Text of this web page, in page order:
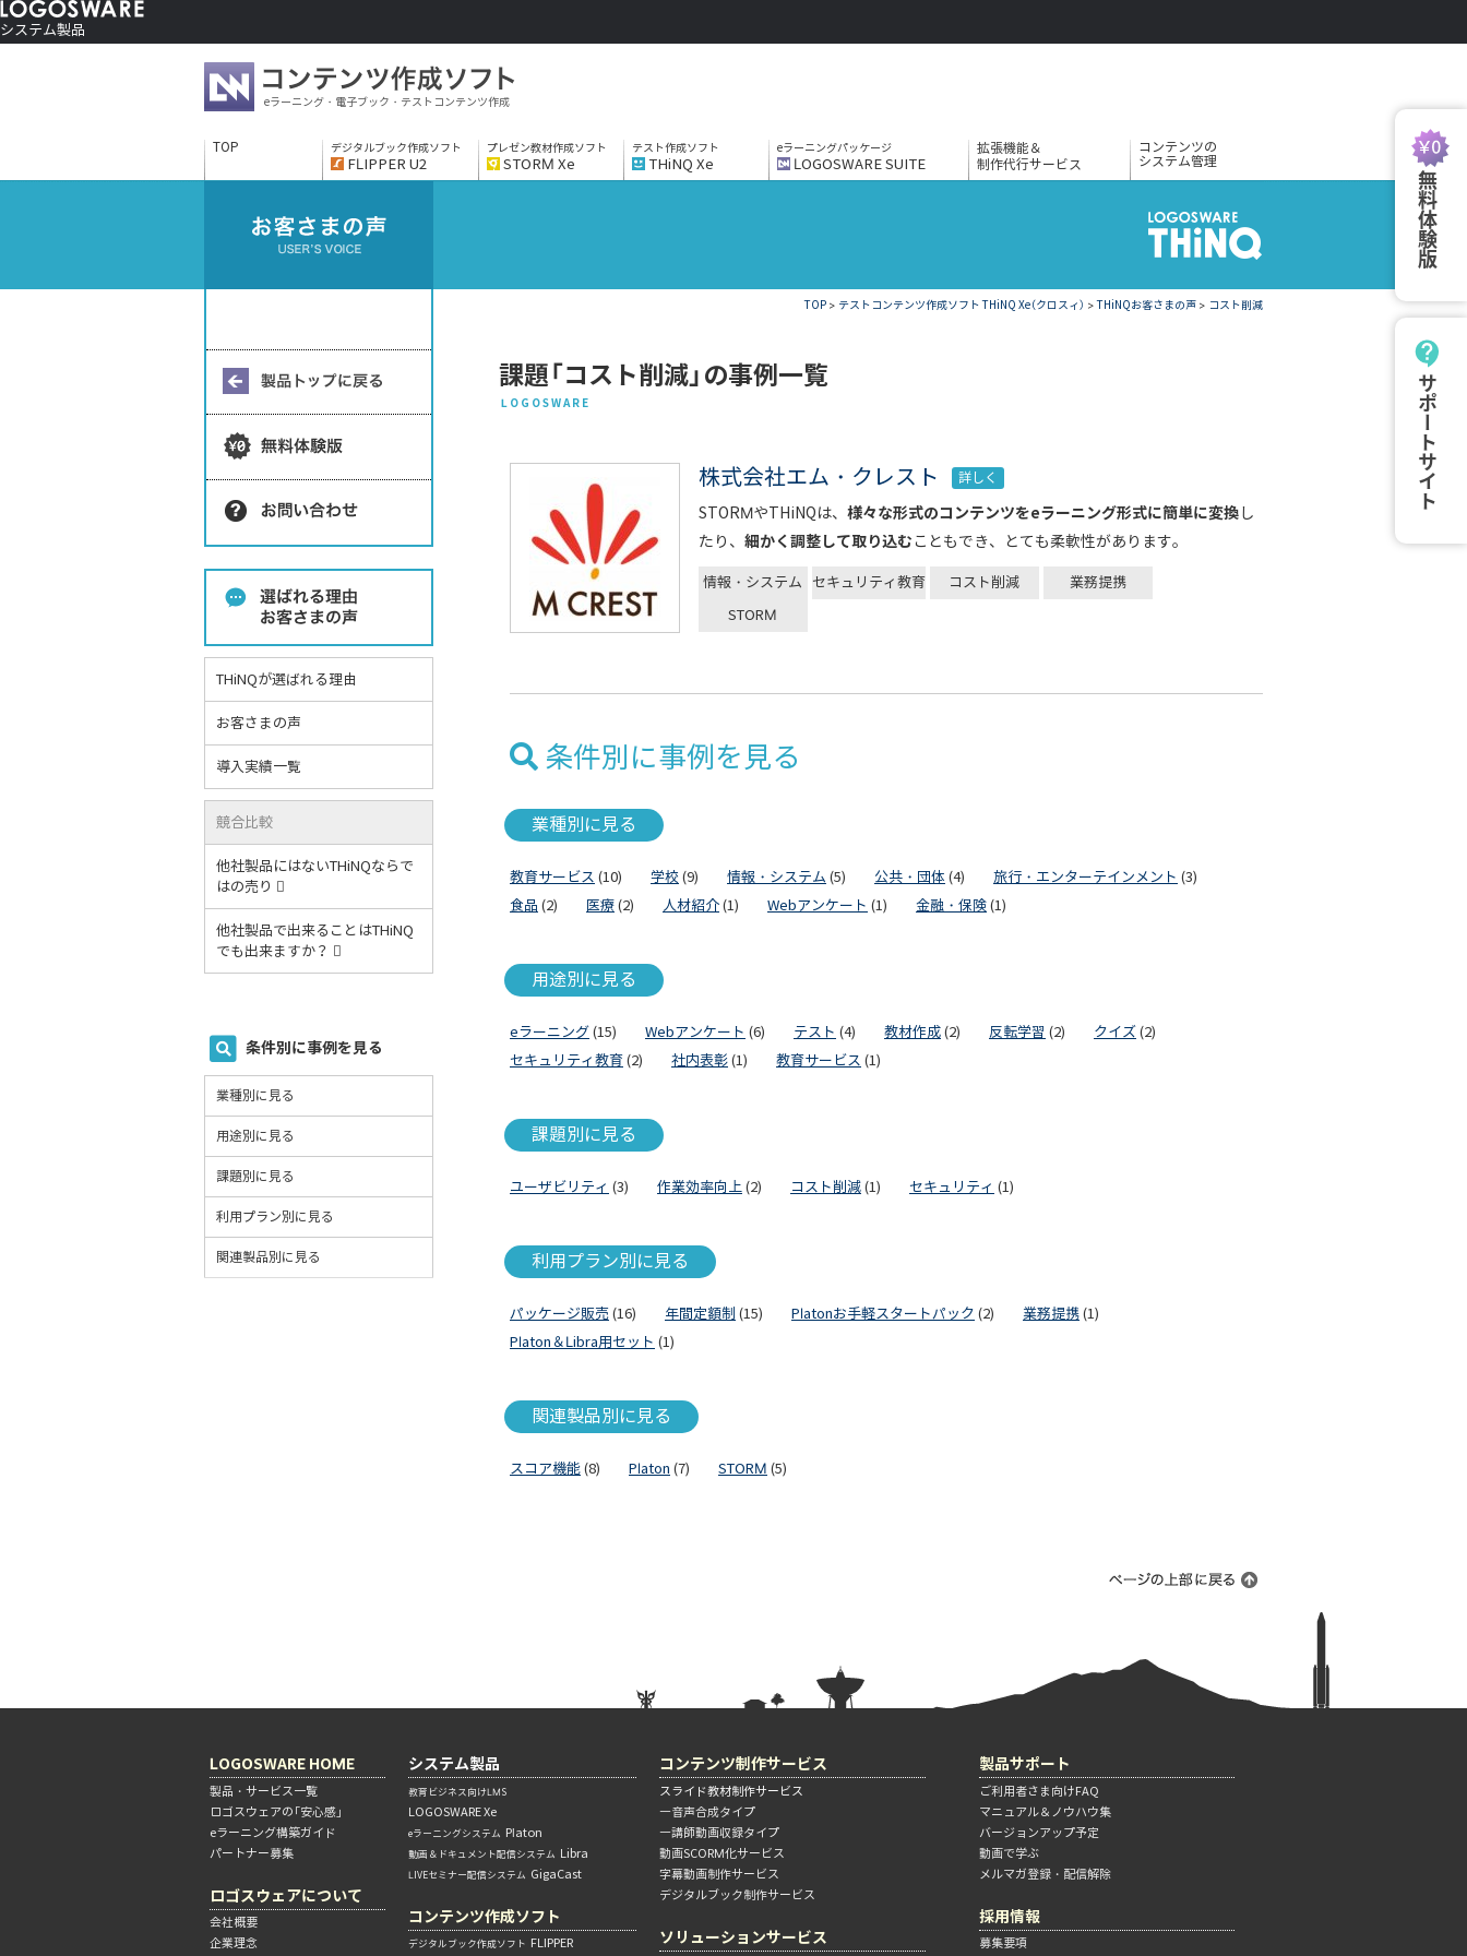
無料体験版
サポートサイト
システム製品
eラーニング・電子ブック・テストコンテンツ作成
TOP デジタルブック作成ソフト
FLIPPER U2
プレゼン教材作成ソフト
STORM Xe
テスト作成ソフト
THiNQ Xe
eラーニングパッケージ
LOGOSWARE SUITE
拡張機能＆
制作代行サービス
コンテンツの
システム管理
TOP > テストコンテンツ作成ソフト THiNQ Xe（クロスィ） >THiNQお客さまの声 > コスト削減
課題「コスト削減」の事例一覧
LOGOSWARE
株式会社エム・クレスト 詳しく
STORMやTHiNQは、 様々な形式のコンテンツをeラーニング形式に簡単に変換し
たり、 細かく調整して取り込むこともでき、とても柔軟性があります。
情報・システム セキュリティ教育 コスト削減
業務提携
STORM
条件別に事例を見る
業種別に見る
教育サービス (10) 学校 (9) 情報・システム (5) 公共・団体 (4) 旅行・エンターテインメント (3)
食品 (2) 医療 (2) 人材紹介 (1) Webアンケート (1) 金融・保険 (1)
用途別に見る
eラーニング (15) Webアンケート (6) テスト (4) 教材作成 (2) 反転学習 (2) クイズ (2)
セキュリティ教育 (2) 社内表彰 (1) 教育サービス (1)
課題別に見る
ユーザビリティ (3) 作業効率向上 (2) コスト削減 (1) セキュリティ (1)
利用プラン別に見る
パッケージ販売 (16) 年間定額制 (15) Platonお手軽スタートパック (2) 業務提携 (1)
Platon＆Libra用セット (1)
関連製品別に見る
スコア機能 (8) Platon (7) STORM (5)
THiNQが選ばれる理由
お客さまの声
導入実績一覧
競合比較
他社製品にはないTHiNQならで
はの売り
他社製品で出来ることはTHiNQ
でも出来ますか？
条件別に事例を見る
業種別に見る
用途別に見る
課題別に見る
利用プラン別に見る
関連製品別に見る
LOGOSWARE HOME
製品・サービス一覧
ロゴスウェアの「安心感」
eラーニング構築ガイド
パートナー募集
ロゴスウェアについて
会社概要
企業理念
システム製品
教育ビジネス向けLMS
LOGOSWARE Xe
eラーニングシステム Platon
動画＆ドキュメント配信システム Libra
LIVEセミナー配信システム GigaCast
コンテンツ作成ソフト
デジタルブック作成ソフト FLIPPER
コンテンツ制作サービス
スライド教材制作サービス
―音声合成タイプ
―講師動画収録タイプ
動画SCORM化サービス
字幕動画制作サービス
デジタルブック制作サービス
ソリューションサービス
製品サポート
ご利用者さま向けFAQ
マニュアル＆ノウハウ集
バージョンアップ予定
動画で学ぶ
メルマガ登録・配信解除
採用情報
募集要項